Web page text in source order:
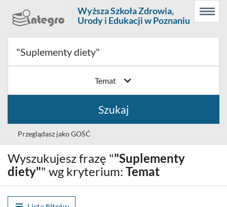
Menu
główne
Wyszukiwarka
Treść
główna
Menu
Prolib
Integro
strona
główna
Wyższa Szkoła Zdrowia,
Urody i Edukacji w Poznaniu
Temat
Szukaj
Przeglądasz jako GOŚĆ
Wybór
języka
Polski (PL)
Zaloguj
Wyszukujesz frazę ""Suplementy
diety"" wg kryterium: Temat